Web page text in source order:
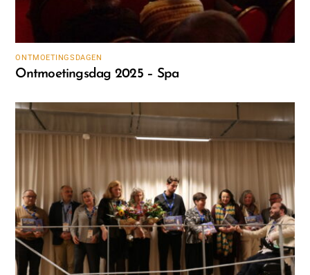
ONTMOETINGSDAGEN
Ontmoetingsdag 2025 – Spa